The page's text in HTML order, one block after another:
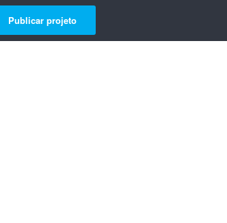
Publicar projeto